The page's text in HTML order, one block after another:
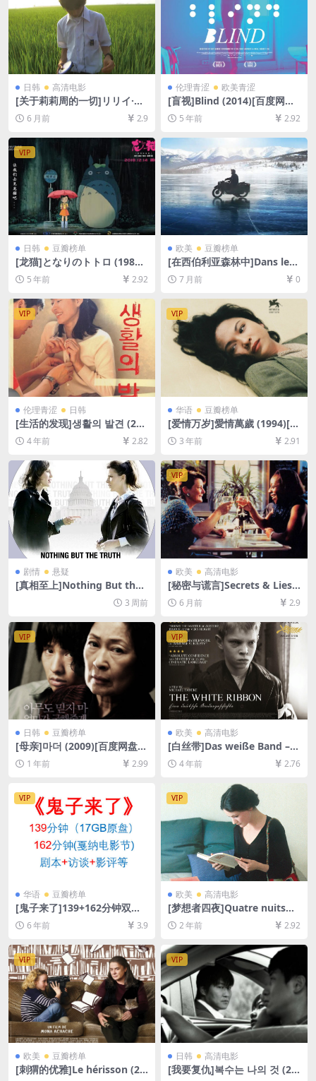
日韩 高清电影
[关于莉莉周的一切]リリイ·シ
ュシュのすべて (2001)[百度
网盘+夸克网盘1080P超清未
载][MP4/9.6GB][中文字幕]
6 月前 2.9
伦理青涩 欧美青涩
[盲视]Blind (2014)[百度网盘
+迅雷云盘资源1080P超清未
删减][MP4/6.1GB][中文字幕]
5 年前 2.92
VIP
日韩 豆瓣榜单
[龙猫]となりのトトロ (1988)
[百度网盘+迅雷云盘资源1080
P超清未删减][MP4/5.4GB][日
语中字]
5 年前 2.92
欧美 豆瓣榜单
[在西伯利亚森林中]Dans les f
orêts de Sibérie (2016)[百度
网盘+夸克网盘1080P超清未
删减资源][网盘在线播放/下
载][MP4/7.5GB][中文字幕]
7 月前 0
VIP
伦理青涩 日韩
[生活的发现]생활의 발견 (200
2)[百度网盘+夸克网盘资源10
80P超清未删减][MP4/7.5GB]
[韩语中字]
4 年前 2.82
VIP
华语 豆瓣榜单
[爱情万岁]愛情萬歲 (1994)[百
度网盘+夸克网盘1080P超清
未删减资源][网盘在线播放/下
载][MP4/10GB][中文字幕]
3 年前 2.91
剧情 悬疑
[真相至上]Nothing But the
Truth (2008)[百度网盘+夸克
网盘1080P超清未删减资源]
B][中英字幕]
3 周前
VIP
欧美 高清电影
[秘密与谎言]Secrets & Lies
(1996)[百度网盘+夸克网盘10
80P超清未删减资源][网盘在
文字幕]
6 月前 2.9
VIP
日韩 豆瓣榜单
[母亲]마더 (2009)[百度网盘
+夸克网盘1080P超清未删减
资源][网盘在线播放/下载][MP
1 年前 2.99
VIP
欧美 高清电影
[白丝带]Das weiße Band – E
ine deutsche Kindergeschic
hte (2009)[百度网盘+迅雷云
盘资源1080P超清未删减][MP
4/9GB][中文字幕]
4 年前 2.76
VIP
华语 豆瓣榜单
[鬼子来了]139+162分钟双版
本(2000)[百度网盘+迅雷云盘
高清原盘未删减资源][网盘在
线播放/下载][MP4/5.6GB MK
V/17GB][中文字幕]
6 年前 3.9
VIP
欧美 高清电影
[梦想者四夜]Quatre nuits
d’un rêveur (1971)[百度网盘
+夸克网盘1080P超清未删减
资源][网盘在线播放/下载][MP
4/5.4GB][中文字幕]
2 年前 2.92
VIP
欧美 豆瓣榜单
[刺猬的优雅]Le hérisson (20
VIP
日韩 高清电影
[我要复仇]복수는 나의 것 (20